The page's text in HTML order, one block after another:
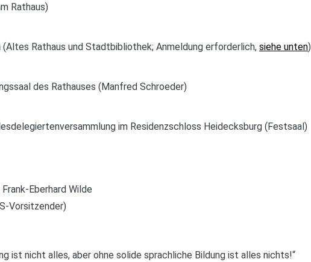
Rathaus)
(Altes Rathaus und Stadtbibliothek; Anmeldung erforderlich, siehe unten)
des Rathauses (Manfred Schroeder)
im Residenzschloss Heidecksburg (Festsaal)
Eberhard Wilde
Vorsitzender)
ist nicht alles, aber ohne solide sprachliche Bildung ist alles nichts!“